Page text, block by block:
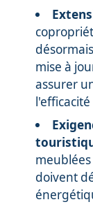
mise à
assurer
doivent